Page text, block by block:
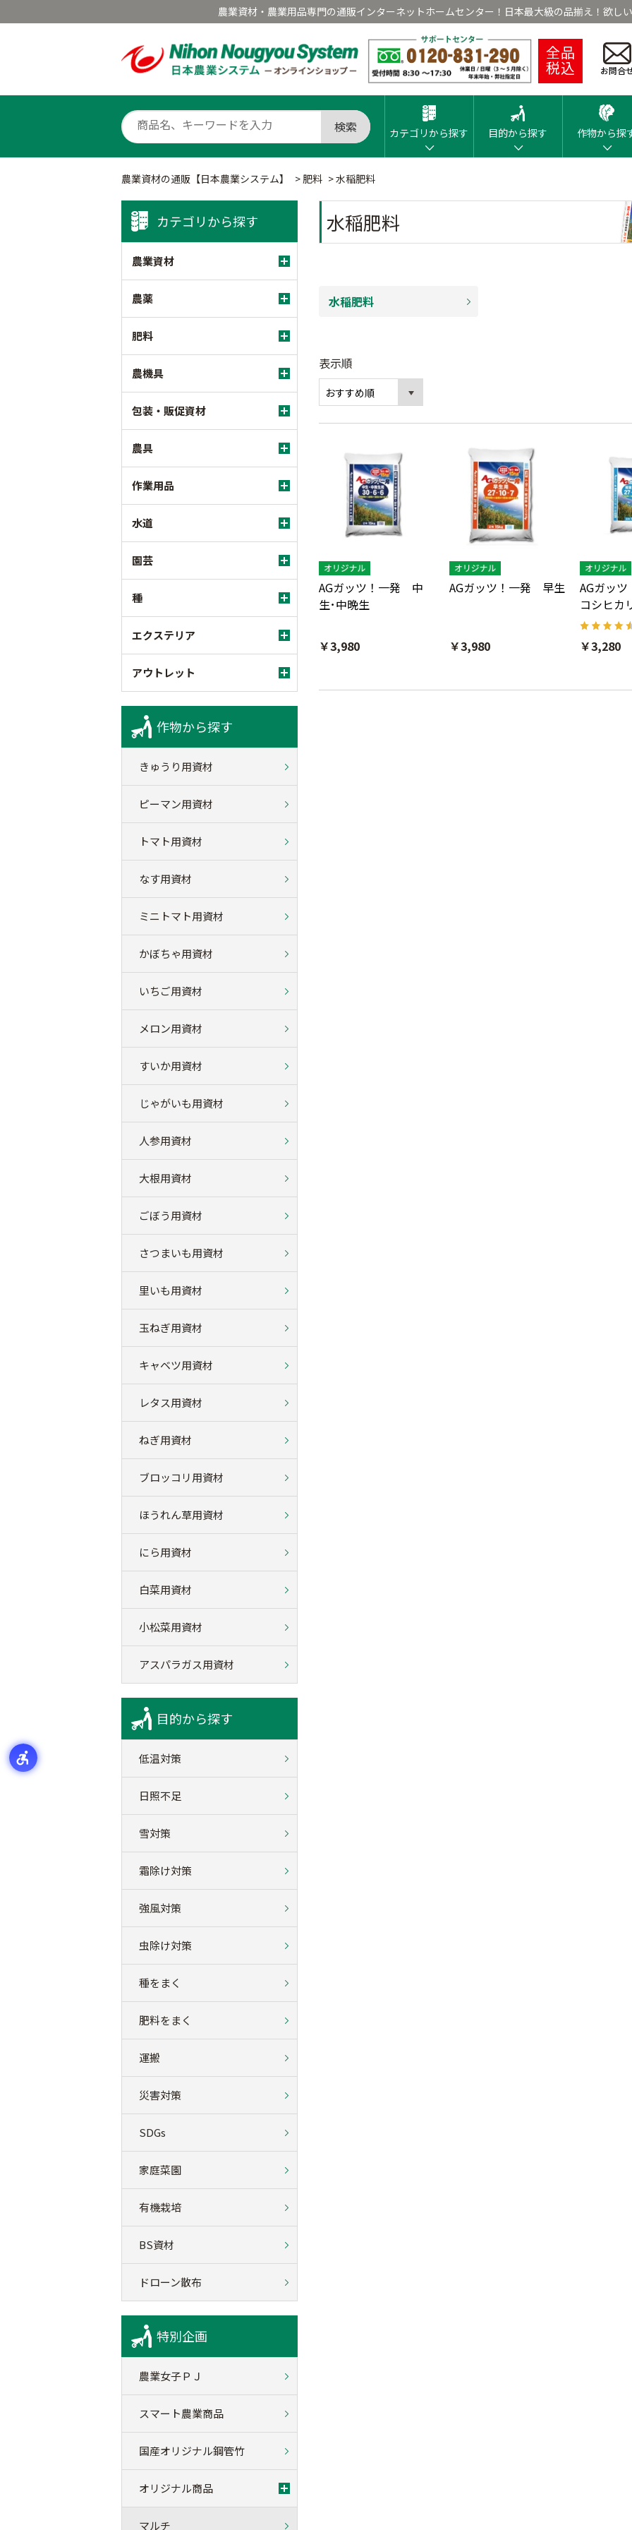
農業資材・農業用品専門の通販インターネットホームセンター！日本最大級の品揃え！欲しい
全品
税込 お問合
検索 カテゴリから探す 目的から探す 作物から探
農業資材の通販【日本農業システム】 > 肥料 >水稲肥料
カテゴリから探す
農業資材
農薬
肥料
農機具
包装・販促資材
農具
作業用品
水道
園芸
種
エクステリア
アウトレット
作物から探す
きゅうり用資材
ピーマン用資材
トマト用資材
なす用資材
ミニトマト用資材
かぼちゃ用資材
いちご用資材
メロン用資材
すいか用資材
じゃがいも用資材
人参用資材
大根用資材
ごぼう用資材
さつまいも用資材
里いも用資材
玉ねぎ用資材
キャベツ用資材
レタス用資材
ねぎ用資材
ブロッコリ用資材
ほうれん草用資材
にら用資材
白菜用資材
小松菜用資材
アスパラガス用資材
目的から探す
低温対策
日照不足
雪対策
霜除け対策
強風対策
虫除け対策
種をまく
肥料をまく
運搬
災害対策
SDGs
家庭菜園
有機栽培
BS資材
ドローン散布
特別企画
農業女子ＰＪ
スマート農業商品
国産オリジナル鋼管竹
オリジナル商品
マルチ
水稲肥料
水稲肥料
表示順
AGガッツ！一発 中
生･中晩生
￥3,980
AGガッツ！一発 早生
￥3,980
AGガッ
コシヒカ
￥3,280